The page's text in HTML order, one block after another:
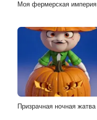
Моя фермерская империя
Призрачная ночная жатва